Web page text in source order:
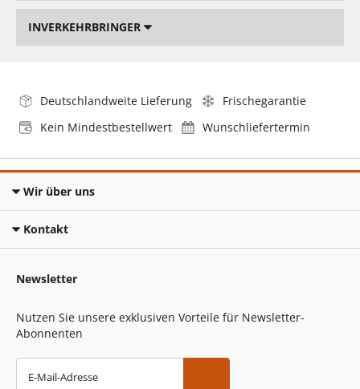
INVERKEHRBRINGER
Deutschlandweite Lieferung
Frischegarantie
Kein Mindestbestellwert
Wunschliefertermin
Wir über uns
Kontakt
Newsletter
Nutzen Sie unsere exklusiven Vorteile für Newsletter-
Abonnenten
E-Mail-Adresse